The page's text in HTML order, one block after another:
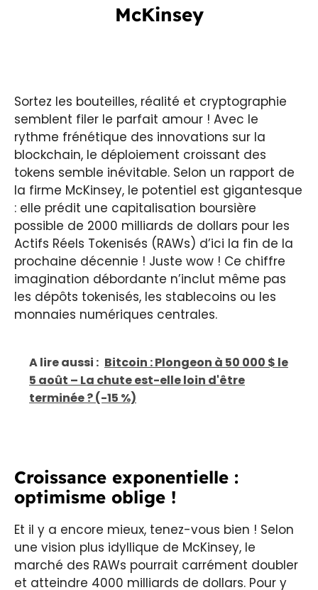
McKinsey
Sortez les bouteilles, réalité et cryptographie
semblent filer le parfait amour ! Avec le
rythme frénétique des innovations sur la
blockchain, le déploiement croissant des
tokens semble inévitable. Selon un rapport de
la firme McKinsey, le potentiel est gigantesque
: elle prédit une capitalisation boursière
possible de 2000 milliards de dollars pour les
Actifs Réels Tokenisés (RAWs) d’ici la fin de la
prochaine décennie ! Juste wow ! Ce chiffre
imagination débordante n’inclut même pas
les dépôts tokenisés, les stablecoins ou les
monnaies numériques centrales.
A lire aussi : Bitcoin : Plongeon à 50 000 $ le
5 août – La chute est-elle loin d'être
terminée ? (-15 %)
Croissance exponentielle :
optimisme oblige !
Et il y a encore mieux, tenez-vous bien ! Selon
une vision plus idyllique de McKinsey, le
marché des RAWs pourrait carrément doubler
et atteindre 4000 milliards de dollars. Pour y